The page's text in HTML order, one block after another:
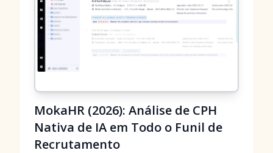
MokaHR (2026): Análise de CPH
Nativa de IA em Todo o Funil de
Recrutamento